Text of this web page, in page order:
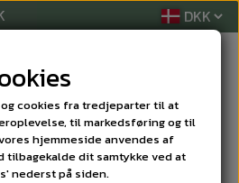
cookies fra tredjeparter til at
til markedsføring og til
hjemmeside anvendes af
tilbagekalde dit samtykke ved at
nederst på siden.